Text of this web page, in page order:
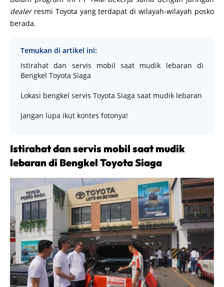
dealerresmi Toyota yang terdapat di wilayah-wilayah posko
berada.
Temukan di artikel ini:
Istirahat dan servis mobil saat mudik lebaran di
Bengkel Toyota Siaga
Lokasi bengkel servis Toyota Siaga saat mudik lebaran
Jangan lupa ikut kontes fotonya!
Istirahat dan servis mobil saat mudik
lebaran di Bengkel Toyota Siaga